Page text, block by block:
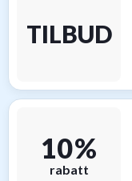
TILBUD
10 %
rabatt